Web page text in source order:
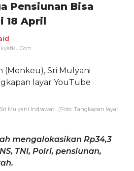
Pensiunan Bisa
18 April
Mulyani Indrawati. (Foto: Tangkapan layar
mengalokasikan Rp34,3
TNI, Polri, pensiunan,